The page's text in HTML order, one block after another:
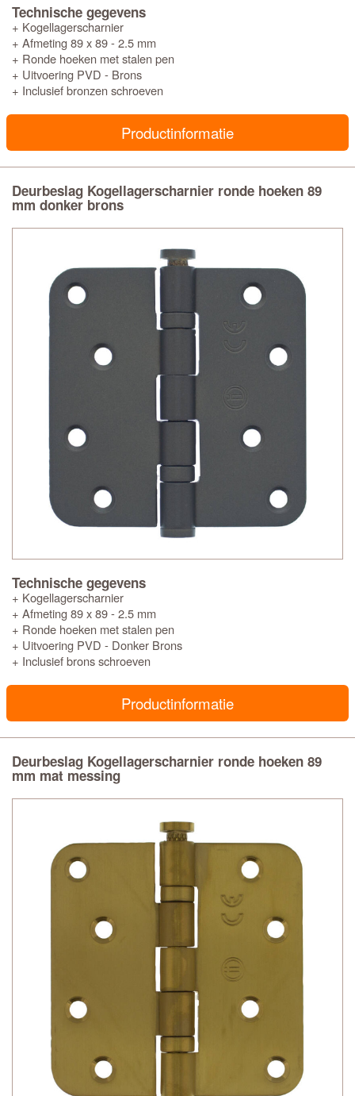
Technische gegevens
+ Kogellagerscharnier
+ Afmeting 89 x 89 - 2.5 mm
+ Ronde hoeken met stalen pen
+ Uitvoering PVD - Brons
+ Inclusief bronzen schroeven
Productinformatie
Deurbeslag Kogellagerscharnier ronde hoeken 89
mm donker brons
Technische gegevens
+ Kogellagerscharnier
+ Afmeting 89 x 89 - 2.5 mm
+ Ronde hoeken met stalen pen
+ Uitvoering PVD - Donker Brons
+ Inclusief brons schroeven
Productinformatie
Deurbeslag Kogellagerscharnier ronde hoeken 89
mm mat messing